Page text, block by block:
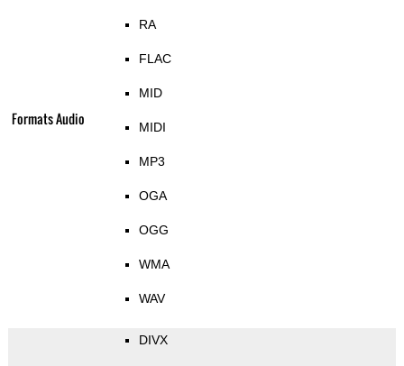
Formats Audio
RA
FLAC
MID
MIDI
MP3
OGA
OGG
WMA
WAV
DIVX